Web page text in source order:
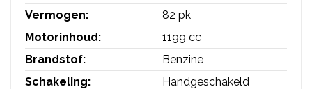
Vermogen:
82 pk
Motorinhoud:
1199 cc
Brandstof:
Benzine
Schakeling:
Handgeschakeld